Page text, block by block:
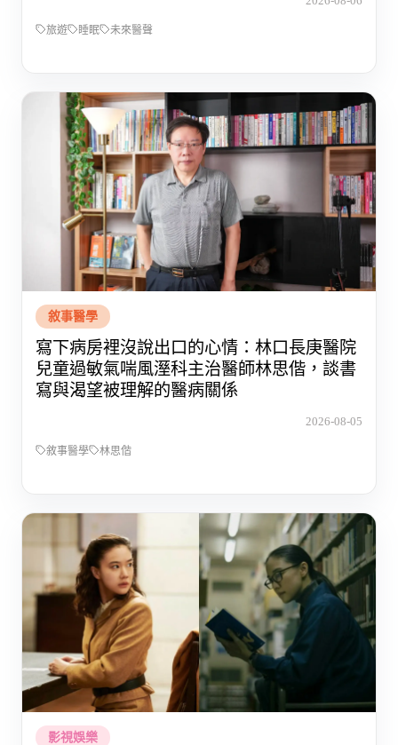
旅遊 睡眠 未來醫聲
敘事醫學
寫下病房裡沒說出口的心情：林口長庚醫院
兒童過敏氣喘風溼科主治醫師林思偕，談書
寫與渴望被理解的醫病關係
2026-08-05
敘事醫學 林思偕
影視娛樂